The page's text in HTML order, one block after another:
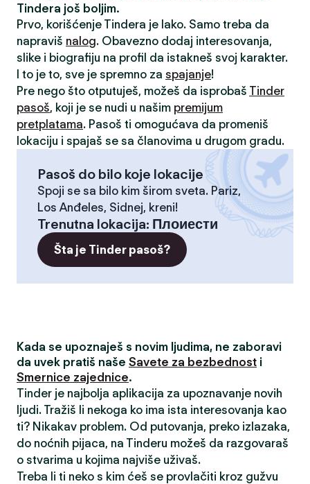
Tindera još boljim.
Prvo, korišćenje Tindera je lako. Samo treba da
napraviš nalog. Obavezno dodaj interesovanja,
slike i biografiju na profil da istakneš svoj karakter.
I to je to, sve je spremno za spajanje!
Pre nego što otputuješ, možeš da isprobaš Tinder
pasoš, koji je se nudi u našim premijum
pretplatama. Pasoš ti omogućava da promeniš
lokaciju i spajaš se sa članovima u drugom gradu.
Pasoš do bilo koje lokacije
Spoji se sa bilo kim širom sveta. Pariz,
Los Anđeles, Sidnej, kreni!
Trenutna lokacija: Плоиести
Šta je Tinder pasoš?
Kada se upoznaješ s novim ljudima, ne zaboravi
da uvek pratiš naše Savete za bezbednost i
Smernice zajednice.
Tinder je najbolja aplikacija za upoznavanje novih
ljudi. Tražiš li nekoga ko ima ista interesovanja kao
ti? Nikakav problem. Od putovanja, preko izlazaka,
do noćnih pijaca, na Tinderu možeš da razgovaraš
o stvarima u kojima najviše uživaš.
Treba li ti neko s kim ćeš se provlačiti kroz gužvu